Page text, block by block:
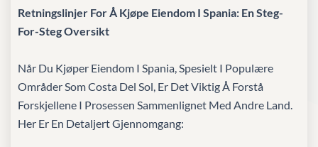
Retningslinjer For Å Kjøpe Eiendom I Spania: En Steg-
For-Steg Oversikt
Når Du Kjøper Eiendom I Spania, Spesielt I Populære
Områder Som Costa Del Sol, Er Det Viktig Å Forstå
Forskjellene I Prosessen Sammenlignet Med Andre Land.
Her Er En Detaljert Gjennomgang: